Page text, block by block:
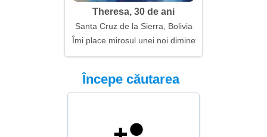
Theresa, 30 de ani
Santa Cruz de la Sierra, Bolivia
Îmi place mirosul unei noi dimineți
Începe căutarea